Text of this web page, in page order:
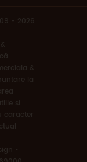
- 2026
&
la
si
caracter
•